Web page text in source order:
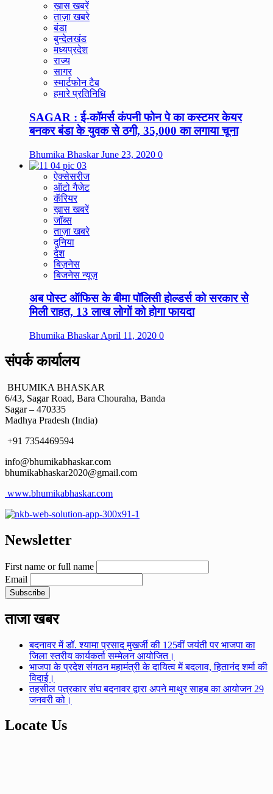
ख़ास खबरें
ताज़ा खबरे
बंडा
बुन्देलखंड
मध्यप्रदेश
राज्य
सागर
स्मार्टफोन टैब
हमारे प्रतिनिधि
SAGAR : ई-कॉमर्स कंपनी फोन पे का कस्टमर केयर
बनकर बंडा के युवक से ठगी, 35,000 का लगाया चूना
Bhumika BhaskarJune 23, 2020 0
ऐक्सेसरीज
ऑटो गैजेट
कॅरियर
ख़ास खबरें
जॉब्स
ताज़ा खबरे
दुनिया
देश
बिज़नेस
बिजनेस न्यूज़
अब पोस्ट ऑफिस के बीमा पॉलिसी होल्डर्स को सरकार से
मिली राहत, 13 लाख लोगों को होगा फायदा
Bhumika BhaskarApril 11, 2020 0
संपर्क कार्यालय
BHUMIKA BHASKAR
6/43, Sagar Road, Bara Chouraha, Banda
Sagar – 470335
Madhya Pradesh (India)
+91 7354469594
info@bhumikabhaskar.com
bhumikabhaskar2020@gmail.com
www.bhumikabhaskar.com
Newsletter
First name or full name
Email
ताजा खबर
बदनावर में डॉ. श्यामा प्रसाद मुखर्जी की 125वीं जयंती पर भाजपा का
जिला स्तरीय कार्यकर्ता सम्मेलन आयोजित।
भाजपा के प्रदेश संगठन महामंत्री के दायित्व में बदलाव, हितानंद शर्मा की
विदाई।
तहसील पत्रकार संघ बदनावर द्वारा अपने माथुर साहब का आयोजन 29
जनवरी को।
Locate Us